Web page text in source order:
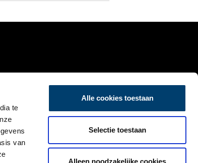
te
van
Alle cookies toestaan
Selectie toestaan
Alleen noodzakelijke cookies